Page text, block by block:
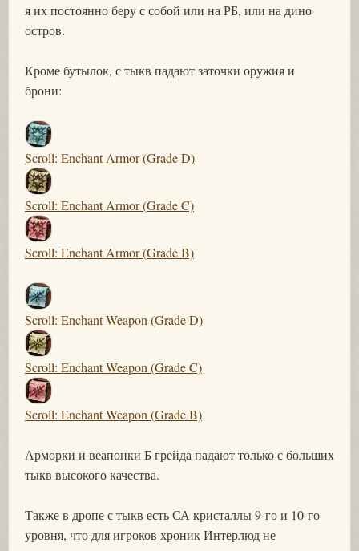
я их постоянно беру с собой или на РБ, или на дино
остров.
Кроме бутылок, с тыкв падают заточки оружия и
брони:
Scroll: Enchant Armor (Grade D)
Scroll: Enchant Armor (Grade C)
Scroll: Enchant Armor (Grade B)
Scroll: Enchant Weapon (Grade D)
Scroll: Enchant Weapon (Grade C)
Scroll: Enchant Weapon (Grade B)
Арморки и веапонки Б грейда падают только с больших
тыкв высокого качества.
Также в дропе с тыкв есть СА кристаллы 9-го и 10-го
уровня, что для игроков хроник Интерлюд не